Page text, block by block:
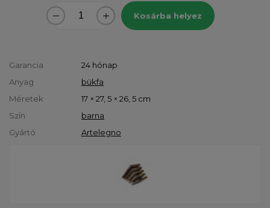
Kosárba helyez
Garancia
24 hónap
Anyag
bükfa
Méretek
17 × 27, 5 × 26, 5 cm
Szín
barna
Gyártó
Artelegno